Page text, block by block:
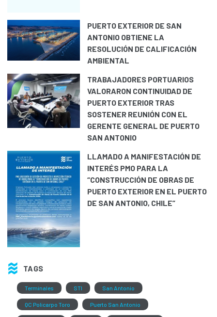
PUERTO EXTERIOR DE SAN
ANTONIO OBTIENE LA
RESOLUCIÓN DE CALIFICACIÓN
AMBIENTAL
TRABAJADORES PORTUARIOS
VALORARON CONTINUIDAD DE
PUERTO EXTERIOR TRAS
SOSTENER REUNIÓN CON EL
GERENTE GENERAL DE PUERTO
SAN ANTONIO
LLAMADO A MANIFESTACIÓN DE
INTERÉS PMO PARA LA
“CONSTRUCCIÓN DE OBRAS DE
PUERTO EXTERIOR EN EL PUERTO
DE SAN ANTONIO, CHILE”
TAGS
Terminales STI San Antonio
QC Policarpo Toro Puerto San Antonio